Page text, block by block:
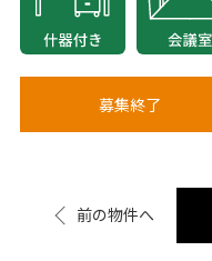
募集終了
前の物件へ